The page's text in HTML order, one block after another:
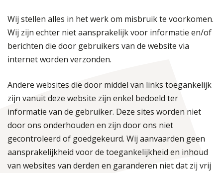
Wij stellen alles in het werk om misbruik te voorkomen.
Wij zijn echter niet aansprakelijk voor informatie en/of
berichten die door gebruikers van de website via
internet worden verzonden.
Andere websites die door middel van links toegankelijk
zijn vanuit deze website zijn enkel bedoeld ter
informatie van de gebruiker. Deze sites worden niet
door ons onderhouden en zijn door ons niet
gecontroleerd of goedgekeurd. Wij aanvaarden geen
aansprakelijkheid voor de toegankelijkheid en inhoud
van websites van derden en garanderen niet dat zij vrij